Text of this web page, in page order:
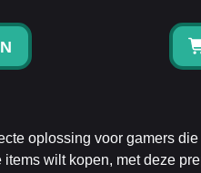
oplossing voor gamers
wilt kopen, met deze